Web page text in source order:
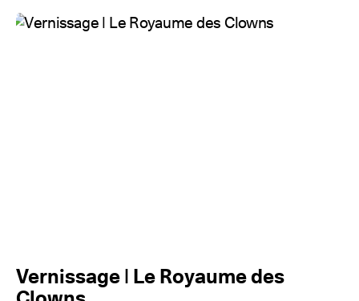
Fr
Vernissage | Le Royaume des